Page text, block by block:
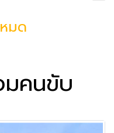
มด
มคนขับ